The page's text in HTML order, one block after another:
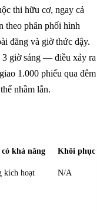
thi hữu cơ, ngay cả
theo phân phối hình
đăng và giờ thức dậy.
3 giờ sáng — điều xảy ra
1.000 phiếu qua đêm
nhầm lẫn.
khả năng Khôi phục có
kích hoạt N/A